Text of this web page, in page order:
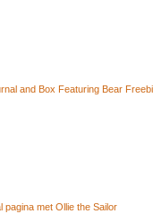
and Box Featuring Bear
pagina met Ollie the Sailor